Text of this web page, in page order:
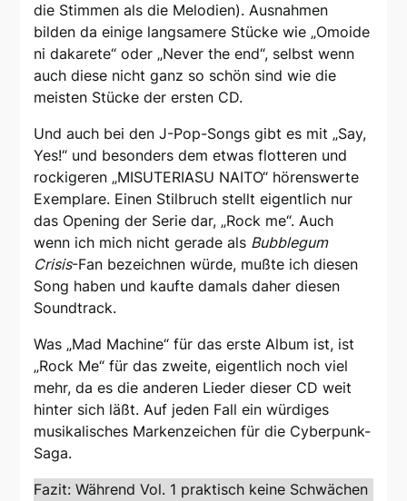
die Stimmen als die Melodien). Ausnahmen
bilden da einige langsamere Stücke wie „Omoide
ni dakarete“ oder „Never the end“, selbst wenn
auch diese nicht ganz so schön sind wie die
meisten Stücke der ersten CD.
Und auch bei den J-Pop-Songs gibt es mit „Say,
Yes!“ und besonders dem etwas flotteren und
rockigeren „MISUTERIASU NAITO“ hörenswerte
Exemplare. Einen Stilbruch stellt eigentlich nur
das Opening der Serie dar, „Rock me“. Auch
wenn ich mich nicht gerade als Bubblegum
Crisis-Fan bezeichnen würde, mußte ich diesen
Song haben und kaufte damals daher diesen
Soundtrack.
Was „Mad Machine“ für das erste Album ist, ist
„Rock Me“ für das zweite, eigentlich noch viel
mehr, da es die anderen Lieder dieser CD weit
hinter sich läßt. Auf jeden Fall ein würdiges
musikalisches Markenzeichen für die Cyberpunk-
Saga.
Fazit: Während Vol. 1 praktisch keine Schwächen